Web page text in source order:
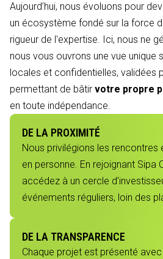
Aujourd’hui, nous évoluons pour
un écosystème fondé sur la force
rigueur de l'expertise. Ici, nous ne
nous vous ouvrons une vue unique
locales et confidentielles, validées
permettant de bâtir votre propre
en toute indépendance.
DE LA PROXIMITÉ
Nous privilégions les rencontres
en personne. En rejoignant Sipa
accédez à un cercle
événements réguliers, loin des
DE LA TRANSPARENCE
Chaque projet est présenté